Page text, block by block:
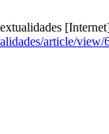
article/view/